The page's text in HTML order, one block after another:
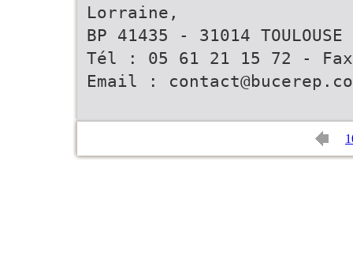
Lorraine,
BP 41435 - 31014 TOULOUSE
Tél : 05 61 21 15 72 -
Email :